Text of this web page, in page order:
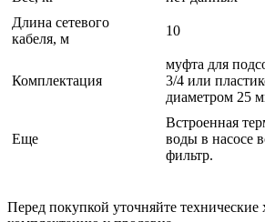
Длина сетевого
кабеля, м
10
Комплектация
муфта для
3/4 или
диаметром 25
Еще
Встроенная
воды в насосе
фильтр.
Перед покупкой уточняйте технические